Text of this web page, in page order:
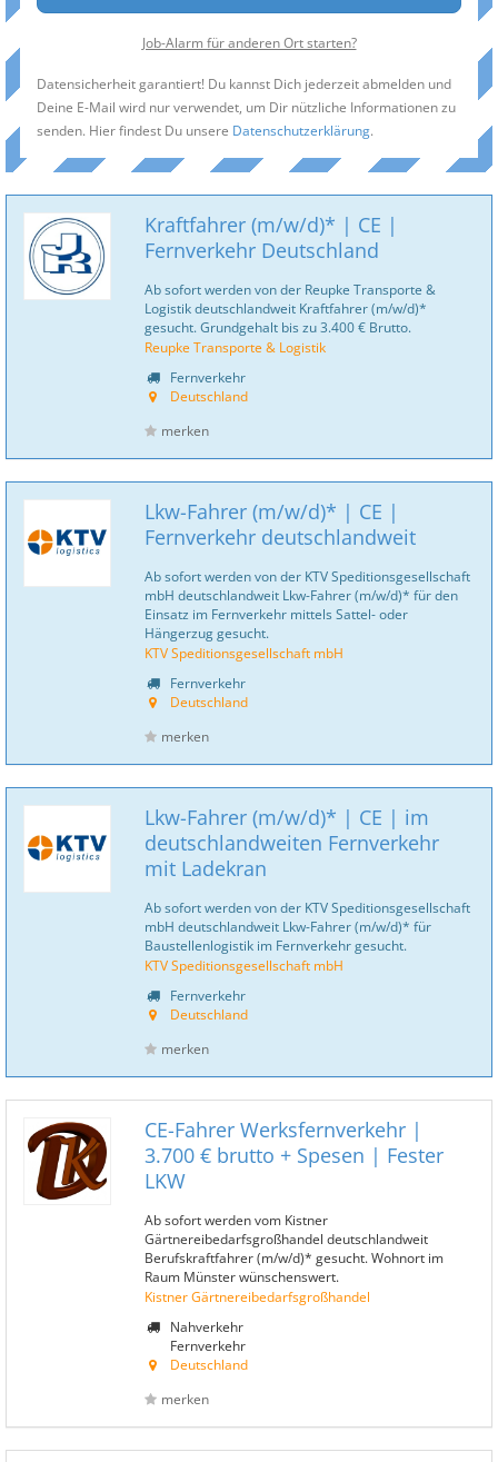
Job-Alarm für anderen Ort starten?
Datensicherheit garantiert! Du kannst Dich jederzeit abmelden und
Deine E-Mail wird nur verwendet, um Dir nützliche Informationen zu
senden. Hier findest Du unsere Datenschutzerklärung.
Kraftfahrer (m/w/d)* | CE |
Fernverkehr Deutschland
Ab sofort werden von der Reupke Transporte &
Logistik deutschlandweit Kraftfahrer (m/w/d)*
gesucht. Grundgehalt bis zu 3.400 € Brutto.
Reupke Transporte & Logistik
Fernverkehr
Deutschland
merken
Lkw-Fahrer (m/w/d)* | CE |
Fernverkehr deutschlandweit
Ab sofort werden von der KTV Speditionsgesellschaft
mbH deutschlandweit Lkw-Fahrer (m/w/d)* für den
Einsatz im Fernverkehr mittels Sattel- oder
Hängerzug gesucht.
KTV Speditionsgesellschaft mbH
Fernverkehr
Deutschland
merken
Lkw-Fahrer (m/w/d)* | CE | im
deutschlandweiten Fernverkehr
mit Ladekran
Ab sofort werden von der KTV Speditionsgesellschaft
mbH deutschlandweit Lkw-Fahrer (m/w/d)* für
Baustellenlogistik im Fernverkehr gesucht.
KTV Speditionsgesellschaft mbH
Fernverkehr
Deutschland
merken
CE-Fahrer Werksfernverkehr |
3.700 € brutto + Spesen | Fester
LKW
Ab sofort werden vom Kistner
Gärtnereibedarfsgroßhandel deutschlandweit
Berufskraftfahrer (m/w/d)* gesucht. Wohnort im
Raum Münster wünschenswert.
Kistner Gärtnereibedarfsgroßhandel
Nahverkehr
Fernverkehr
Deutschland
merken